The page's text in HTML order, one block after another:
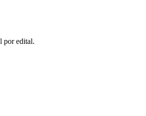
por edital.